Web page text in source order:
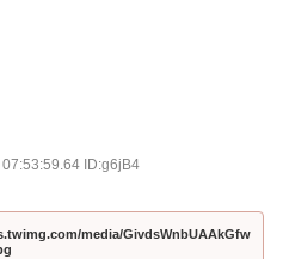
ID:g6jB4
media/GivdsWnbUAAkGfw